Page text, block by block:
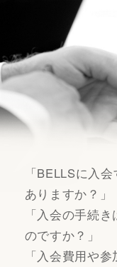
「BELLSに入
ありますか？」
「入会の手続
のですか？」
「入会費用や